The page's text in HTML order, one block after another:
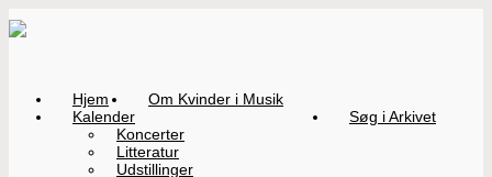
Hjem
Om Kvinder i Musik
Kalender
Koncerter
Litteratur
Udstillinger
Søg i Arkivet